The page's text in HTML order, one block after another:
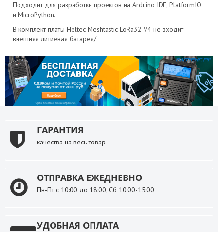
Подходит для разработки проектов на Arduino IDE, PlatformIO
и MicroPython.
В комплект платы Heltec Meshtastic LoRa32 V4 не входит
внешняя литиевая батарея/
ГАРАНТИЯ
качества на весь товар
ОТПРАВКА ЕЖЕДНЕВНО
Пн-Пт с 10:00 до 18:00, Сб 10:00-15:00
УДОБНАЯ ОПЛАТА